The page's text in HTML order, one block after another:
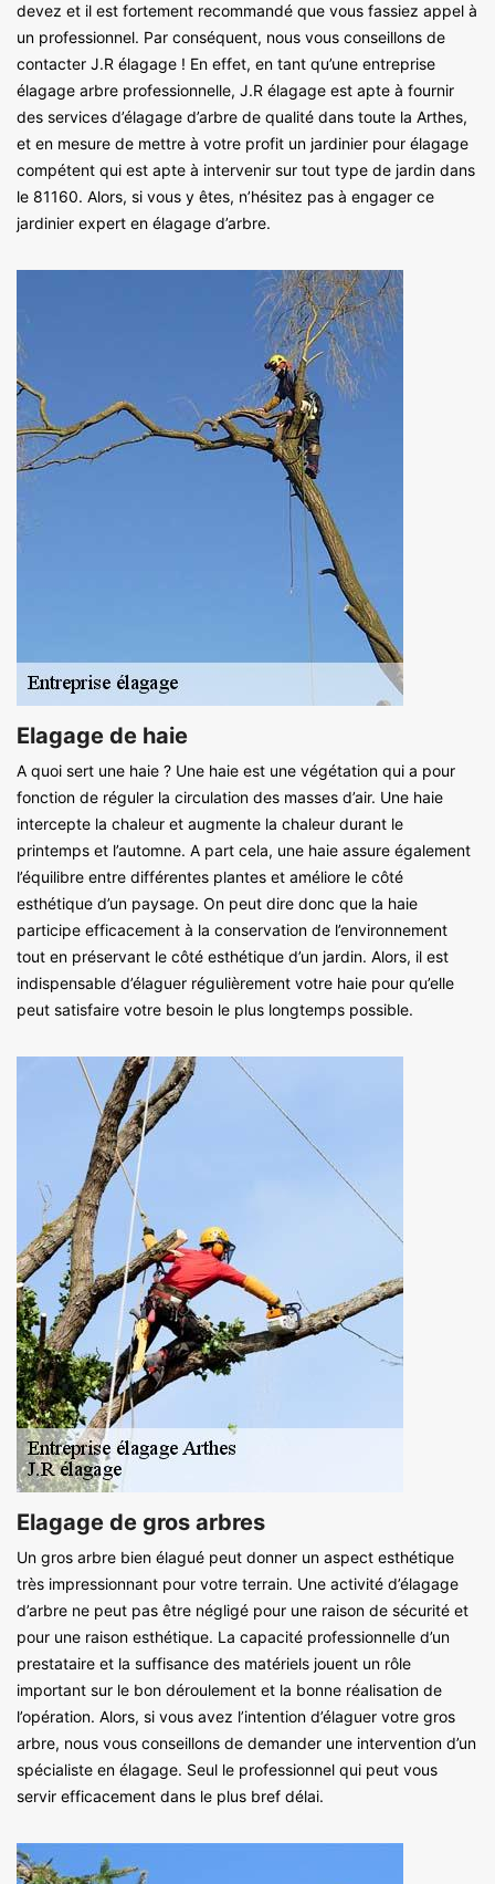
devez et il est fortement recommandé que vous fassiez appel à
un professionnel. Par conséquent, nous vous conseillons de
contacter J.R élagage ! En effet, en tant qu’une entreprise
élagage arbre professionnelle, J.R élagage est apte à fournir
des services d’élagage d’arbre de qualité dans toute la Arthes,
et en mesure de mettre à votre profit un jardinier pour élagage
compétent qui est apte à intervenir sur tout type de jardin dans
le 81160. Alors, si vous y êtes, n’hésitez pas à engager ce
jardinier expert en élagage d’arbre.
Elagage de haie
A quoi sert une haie ? Une haie est une végétation qui a pour
fonction de réguler la circulation des masses d’air. Une haie
intercepte la chaleur et augmente la chaleur durant le
printemps et l’automne. A part cela, une haie assure également
l’équilibre entre différentes plantes et améliore le côté
esthétique d’un paysage. On peut dire donc que la haie
participe efficacement à la conservation de l’environnement
tout en préservant le côté esthétique d’un jardin. Alors, il est
indispensable d’élaguer régulièrement votre haie pour qu’elle
peut satisfaire votre besoin le plus longtemps possible.
Elagage de gros arbres
Un gros arbre bien élagué peut donner un aspect esthétique
très impressionnant pour votre terrain. Une activité d’élagage
d’arbre ne peut pas être négligé pour une raison de sécurité et
pour une raison esthétique. La capacité professionnelle d’un
prestataire et la suffisance des matériels jouent un rôle
important sur le bon déroulement et la bonne réalisation de
l’opération. Alors, si vous avez l’intention d’élaguer votre gros
arbre, nous vous conseillons de demander une intervention d’un
spécialiste en élagage. Seul le professionnel qui peut vous
servir efficacement dans le plus bref délai.